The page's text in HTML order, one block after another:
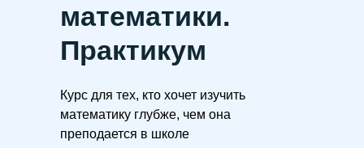
математики.
Практикум
Курс для тех, кто хочет изучить
математику глубже, чем она
преподается в школе